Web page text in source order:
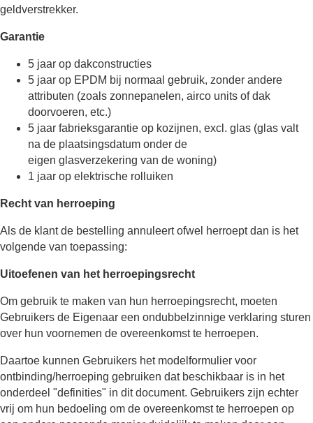
geldverstrekker.
Garantie
5 jaar op dakconstructies
5 jaar op EPDM bij normaal gebruik, zonder andere
attributen (zoals zonnepanelen, airco units of dak
doorvoeren, etc.)
5 jaar fabrieksgarantie op kozijnen, excl. glas (glas valt
na de plaatsingsdatum onder de
eigen glasverzekering van de woning)
1 jaar op elektrische rolluiken
Recht van herroeping
Als de klant de bestelling annuleert ofwel herroept dan is het
volgende van toepassing:
Uitoefenen van het herroepingsrecht
Om gebruik te maken van hun herroepingsrecht, moeten
Gebruikers de Eigenaar een ondubbelzinnige verklaring sturen
over hun voornemen de overeenkomst te herroepen.
Daartoe kunnen Gebruikers het modelformulier voor
ontbinding/herroeping gebruiken dat beschikbaar is in het
onderdeel "definities" in dit document. Gebruikers zijn echter
vrij om hun bedoeling om de overeenkomst te herroepen op